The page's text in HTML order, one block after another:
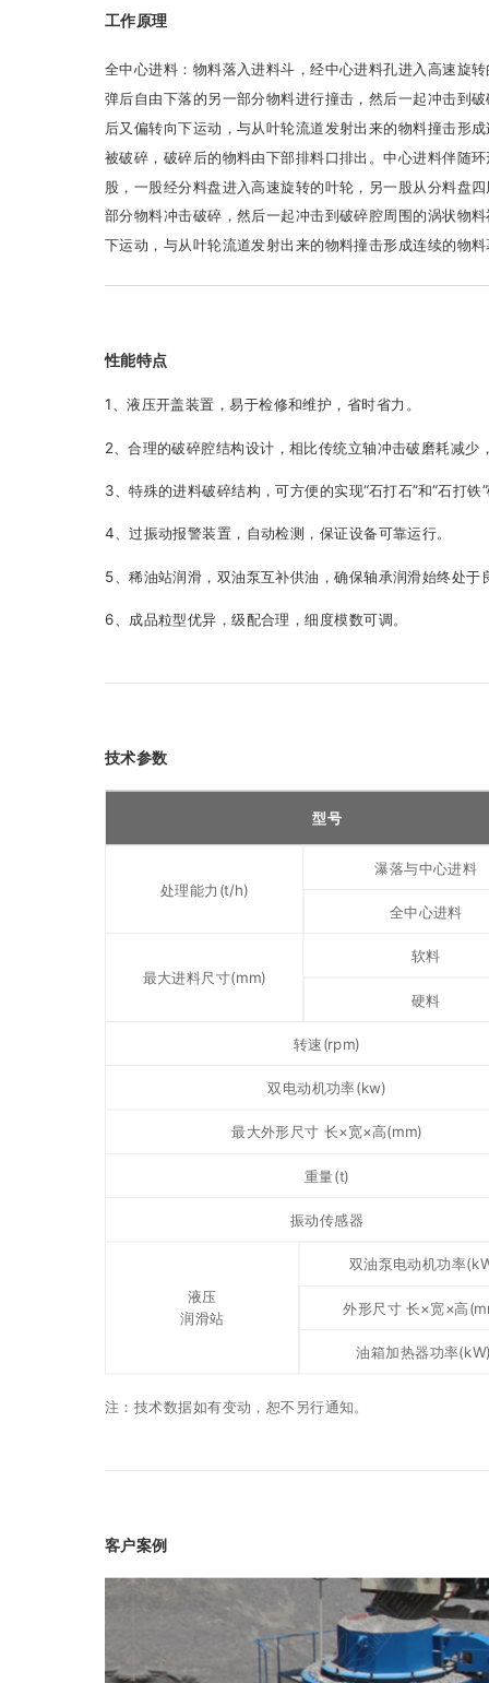
全中心进料：物料落入进料斗，经中心进料孔进入高速旋
弹后自由下落的另一部分物料进行撞击，然后一起冲击到
后又偏转向下运动，与从叶轮流道发射出来的物料撞击形
被破碎，破碎后的物料由下部排料口排出。中心进料伴随
股，一股经分料盘进入高速旋转的叶轮，另一股从分料盘
部分物料冲击破碎，然后一起冲击到破碎腔周围的涡状物
下运动，与从叶轮流道发射出来的物料撞击形成连续的物
工作原理
性能特点
1、液压开盖装置，易于检修和维护，省时省力。
2、合理的破碎腔结构设计，相比传统立轴冲击破磨耗减少
3、特殊的进料破碎结构，可方便的实现“石打石”和“石打铁
4、过振动报警装置，自动检测，保证设备可靠运行。
5、稀油站润滑，双油泵互补供油，确保轴承润滑始终处
6、成品粒型优异，级配合理，细度模数可调。
技术参数
型号
处理能力(t/h)
瀑落与中心进料
全中心进料
最大进料尺寸(mm)
软料
硬料
转速(rpm)
双电动机功率(kw)
最大外形尺寸 长×宽×高(mm)
重量(t)
振动传感器
液压
润滑站
双油泵电动机功率
外形尺寸 长×宽×高
油箱加热器功率
注：技术数据如有变动，恕不另行通知。
客户案例